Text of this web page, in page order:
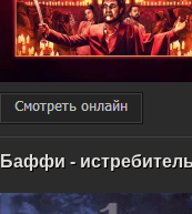
Баффи -